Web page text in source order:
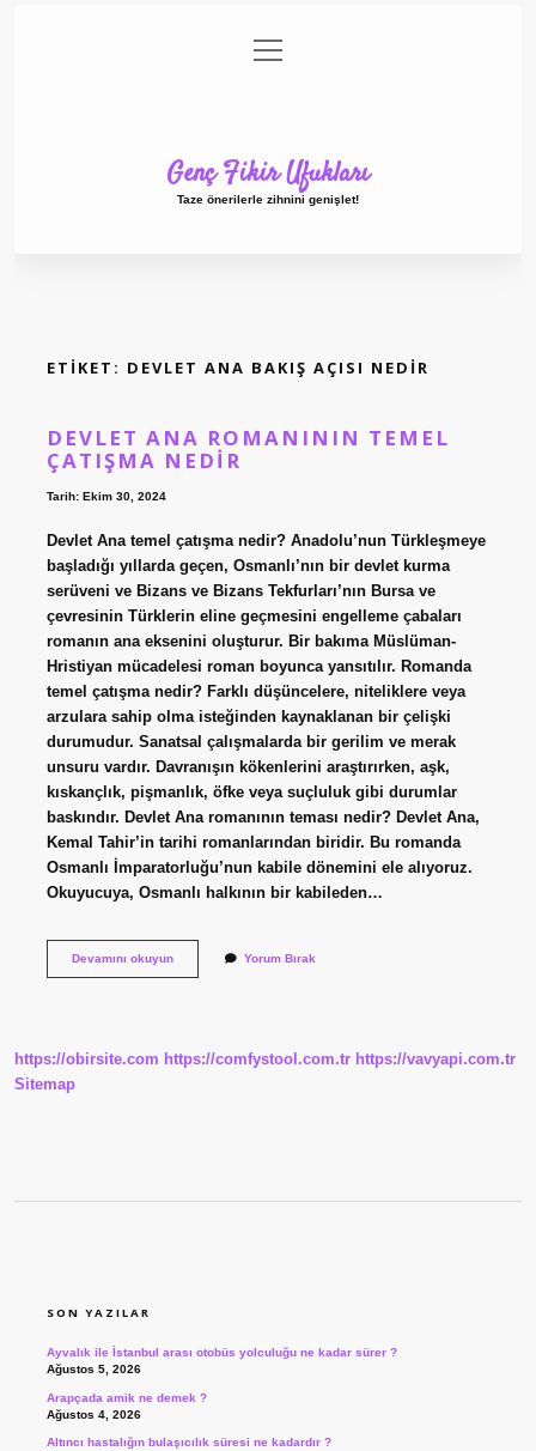
Gizlilik Politikası
menüyü
aç
Genç Fikir Ufukları
Taze önerilerle zihnini genişlet!
ETIKET: DEVLET ANA BAKIŞ AÇISI NEDIR
DEVLET ANA ROMANININ TEMEL
ÇATIŞMA NEDIR
Tarih: Ekim 30, 2024
Devlet Ana temel çatışma nedir? Anadolu’nun Türkleşmeye
başladığı yıllarda geçen, Osmanlı’nın bir devlet kurma
serüveni ve Bizans ve Bizans Tekfurları’nın Bursa ve
çevresinin Türklerin eline geçmesini engelleme çabaları
romanın ana eksenini oluşturur. Bir bakıma Müslüman-
Hristiyan mücadelesi roman boyunca yansıtılır. Romanda
temel çatışma nedir? Farklı düşüncelere, niteliklere veya
arzulara sahip olma isteğinden kaynaklanan bir çelişki
durumudur. Sanatsal çalışmalarda bir gerilim ve merak
unsuru vardır. Davranışın kökenlerini araştırırken, aşk,
kıskançlık, pişmanlık, öfke veya suçluluk gibi durumlar
baskındır. Devlet Ana romanının teması nedir? Devlet Ana,
Kemal Tahir’in tarihi romanlarından biridir. Bu romanda
Osmanlı İmparatorluğu’nun kabile dönemini ele alıyoruz.
Okuyucuya, Osmanlı halkının bir kabileden…
Devamını okuyunDevlet
Yorum Bırak
https://obirsite.com https://comfystool.com.tr https://vavyapi.com.tr
Sitemap
SON YAZILAR
Ayvalık ile İstanbul arası otobüs yolculuğu ne kadar sürer ?
Ağustos 5, 2026
Arapçada amik ne demek ?
Ağustos 4, 2026
Altıncı hastalığın bulaşıcılık süresi ne kadardır ?